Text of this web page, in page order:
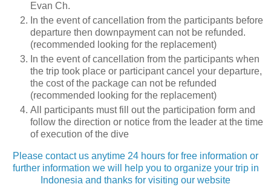
Evan Ch.
In the event of cancellation from the participants before
departure then downpayment can not be refunded.
(recommended looking for the replacement)
In the event of cancellation from the participants when
the trip took place or participant cancel your departure,
the cost of the package can not be refunded
(recommended looking for the replacement)
All participants must fill out the participation form and
follow the direction or notice from the leader at the time
of execution of the dive
Please contact us anytime 24 hours for free information or
further information we will help you to organize your trip in
Indonesia and thanks for visiting our website